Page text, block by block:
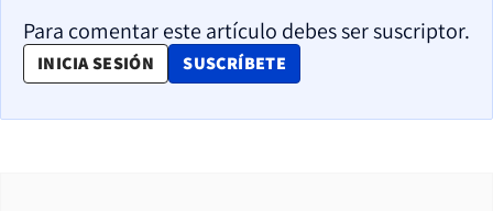
Para comentar este artículo debes ser suscriptor.
INICIA SESIÓN SUSCRÍBETE
OPENS IN NEW WINDOW